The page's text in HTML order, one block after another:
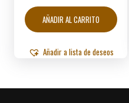
AÑADIR AL CARRITO
Añadir a lista de deseos